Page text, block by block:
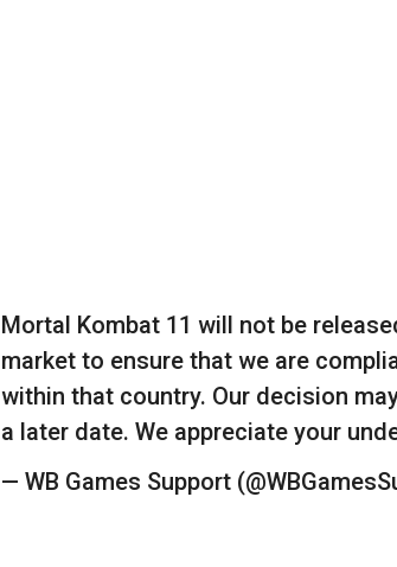
Mortal Kombat 11 will not be
market to ensure that we are
within that country. Our decision
a later date. We appreciate your
— WB Games Support